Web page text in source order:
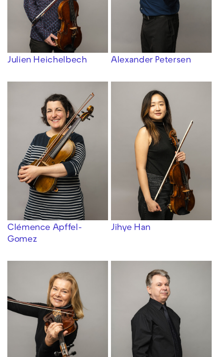
Julien Heichelbech Alexander Petersen
Clémence Apffel-
Gomez
Jihye Han